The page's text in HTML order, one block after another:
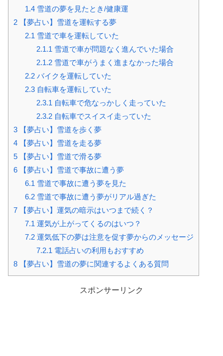
1.4雪道の夢を見たとき/健康運
2 【夢占い】雪道を運転する夢
2.1 雪道で車を運転していた
2.1.1 雪道で車が問題なく進んでいた場合
2.1.2雪道で車がうまく進まなかった場合
2.2バイクを運転していた
2.3自転車を運転していた
2.3.1 自転車で危なっかしく走っていた
2.3.2自転車でスイスイ走っていた
3 【夢占い】雪道を歩く夢
4 【夢占い】雪道を走る夢
5 【夢占い】雪道で滑る夢
6 【夢占い】雪道で事故に遭う夢
6.1 雪道で事故に遭う夢を見た
6.2雪道で事故に遭う夢がリアル過ぎた
7 【夢占い】運気の暗示はいつまで続く？
7.1 運気が上がってくるのはいつ？
7.2運気低下の夢は注意を促す夢からのメッセージ
7.2.1 電話占いの利用もおすすめ
8 【夢占い】雪道の夢に関連するよくある質問
スポンサーリンク